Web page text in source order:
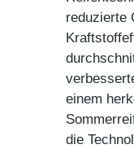
reduzierte
einem
die